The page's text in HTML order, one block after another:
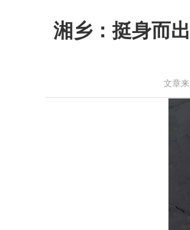
湘乡：挺身而
文章来